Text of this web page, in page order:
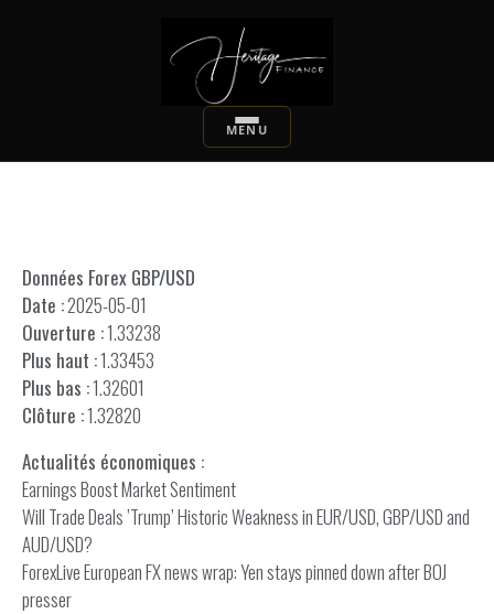
Données Forex GBP/USD
Date :2025-05-01
Ouverture :1.33238
Plus haut :1.33453
Plus bas :1.32601
Clôture :1.32820
Actualités économiques :
Earnings Boost Market Sentiment
Will Trade Deals ’Trump’ Historic Weakness in EUR/USD, GBP/USD and
AUD/USD?
ForexLive European FX news wrap: Yen stays pinned down after BOJ
presser